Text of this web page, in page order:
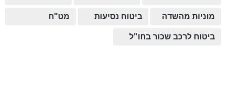
מוניות מהשדה ביטוח נסיעות מט"ח
ביטוח לרכב שכור בחו"ל